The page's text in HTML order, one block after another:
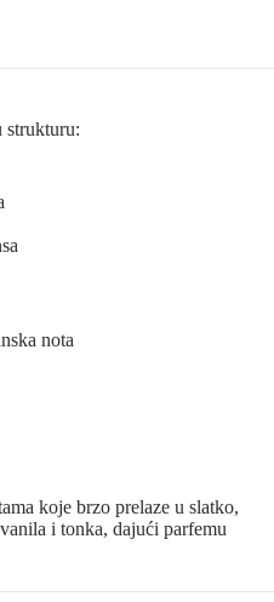
strukturu:
nota
koje brzo prelaze u slatko,
i tonka, dajući parfemu